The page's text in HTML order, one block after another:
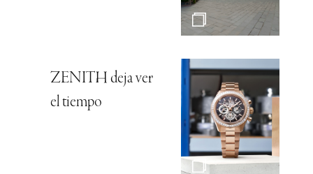
ZENITH deja ver
el tiempo